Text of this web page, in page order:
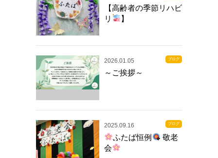
【高齢者の季節リハビ
リ
】
2026.01.05 ブログ
～ご挨拶～
2025.09.16 ブログ
ふたば恒例
敬老
会